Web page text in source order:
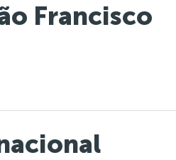
Francisco